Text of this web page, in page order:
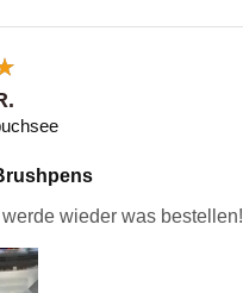
wieder was bestellen!